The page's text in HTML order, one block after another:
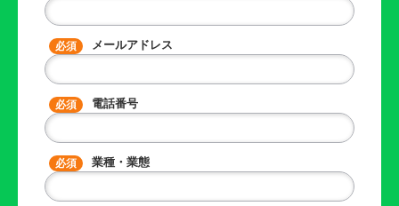
メールアドレス
電話番号
業種・業態